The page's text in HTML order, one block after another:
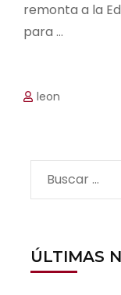
remonta a la
para …
leon
Buscar:
ÚLTIMAS